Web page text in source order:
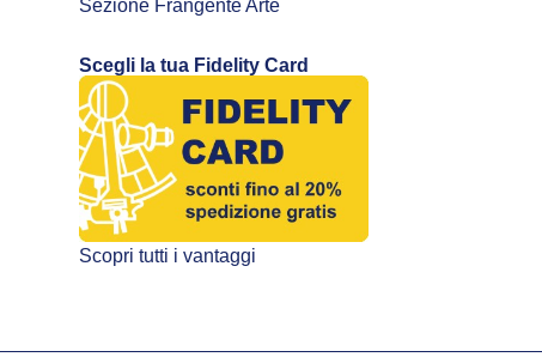
Sezione Frangente Arte
Scegli la tua Fidelity Card
Scopri tutti i vantaggi